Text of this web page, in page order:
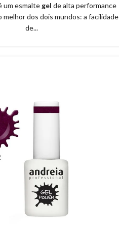
um esmalte gel de alta performance
melhor dos dois mundos: a facilidade
de...